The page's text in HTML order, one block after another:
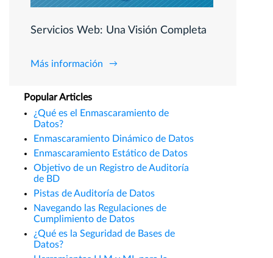
Servicios Web: Una Visión Completa
Más información
Popular Articles
¿Qué es el Enmascaramiento de
Datos?
Enmascaramiento Dinámico de Datos
Enmascaramiento Estático de Datos
Objetivo de un Registro de Auditoría
de BD
Pistas de Auditoría de Datos
Navegando las Regulaciones de
Cumplimiento de Datos
¿Qué es la Seguridad de Bases de
Datos?